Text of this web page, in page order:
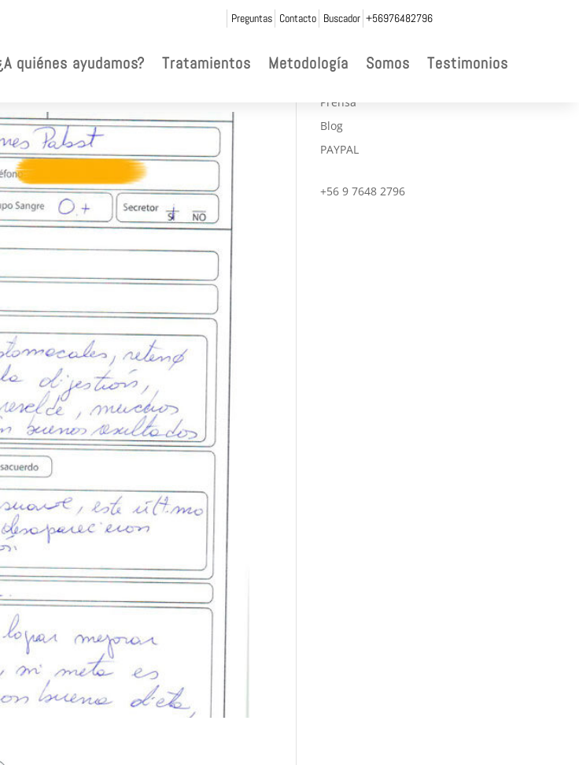
Preguntas Contacto Buscador +56976482796
quiénes ayudamos? Tratamientos Metodología Somos Testimonios
Prensa
Blog
PAYPAL
+56 9 7648 2796